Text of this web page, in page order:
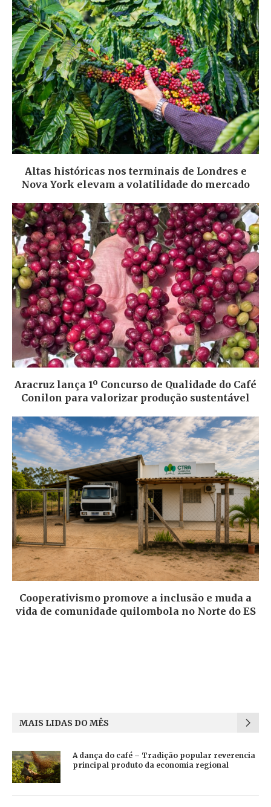
Altas históricas nos terminais de Londres e
Nova York elevam a volatilidade do mercado
Aracruz lança 1º Concurso de Qualidade do Café
Conilon para valorizar produção sustentável
Cooperativismo promove a inclusão e muda a
vida de comunidade quilombola no Norte do ES
MAIS LIDAS DO MÊS
A dança do café – Tradição popular reverencia
principal produto da economia regional